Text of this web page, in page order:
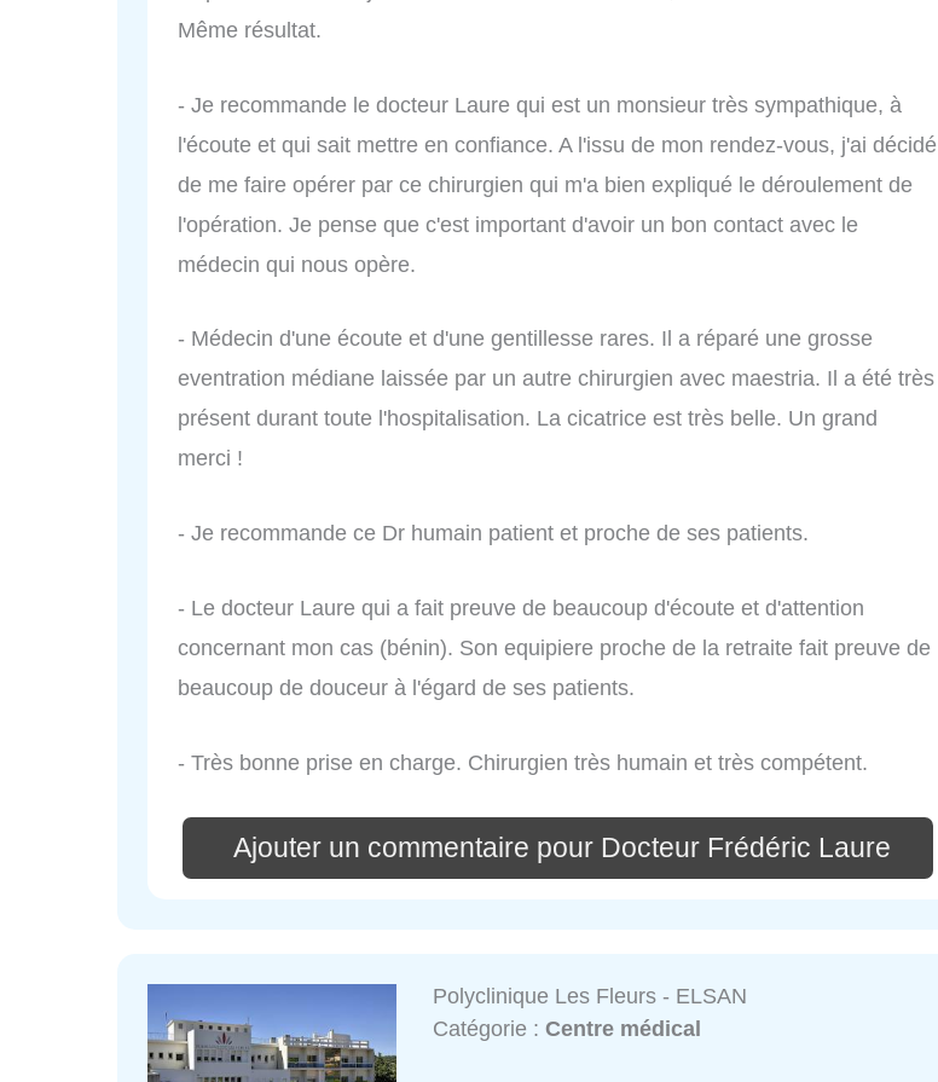
Même résultat.
- Je recommande le docteur Laure qui est un monsieur très sympathique, à
l'écoute et qui sait mettre en confiance. A l'issu de mon rendez-vous, j'ai décidé
de me faire opérer par ce chirurgien qui m'a bien expliqué le déroulement de
l'opération. Je pense que c'est important d'avoir un bon contact avec le
médecin qui nous opère.
- Médecin d'une écoute et d'une gentillesse rares. Il a réparé une grosse
eventration médiane laissée par un autre chirurgien avec maestria. Il a été très
présent durant toute l'hospitalisation. La cicatrice est très belle. Un grand
merci !
- Je recommande ce Dr humain patient et proche de ses patients.
- Le docteur Laure qui a fait preuve de beaucoup d'écoute et d'attention
concernant mon cas (bénin). Son equipiere proche de la retraite fait preuve de
beaucoup de douceur à l'égard de ses patients.
- Très bonne prise en charge. Chirurgien très humain et très compétent.
Ajouter un commentaire pour Docteur Frédéric Laure
Polyclinique Les Fleurs - ELSAN
Catégorie :Centre médical